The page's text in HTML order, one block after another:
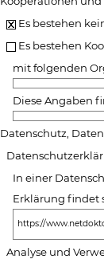
Es bestehen
Es bestehen
mit folgenden
Diese Angaben
Datenschutz,
In einer
Erklärung findet
https://
Analyse und